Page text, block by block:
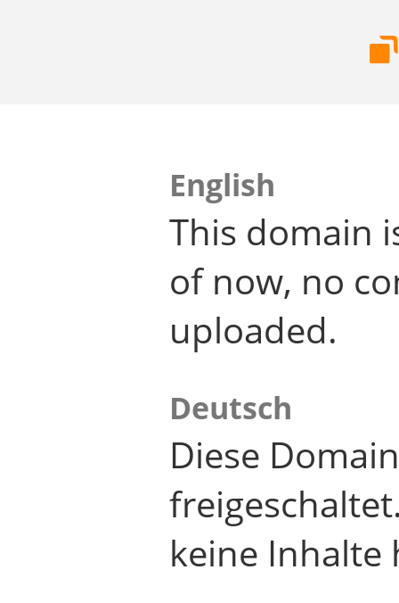
English
This domain
of now, no
uploaded.
Deutsch
Diese
keine Inhalte